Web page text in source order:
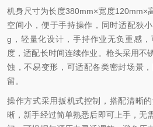
机身尺寸为长度380mm×宽度120mm×
空间小，便于手持操作，同时适配狭
g，轻量化设计，手持作业无负重感
度，适配长时间连续作业。枪头采用不
蚀，不易变形，可适配各类密封场景
留。
操作方式采用扳机式控制，搭配清晰
晰，新手经过简单熟悉后即可上手，无